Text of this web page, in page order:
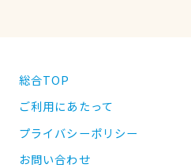
総合TOP
ご利用にあたって
プライバシーポリシー
お問い合わせ